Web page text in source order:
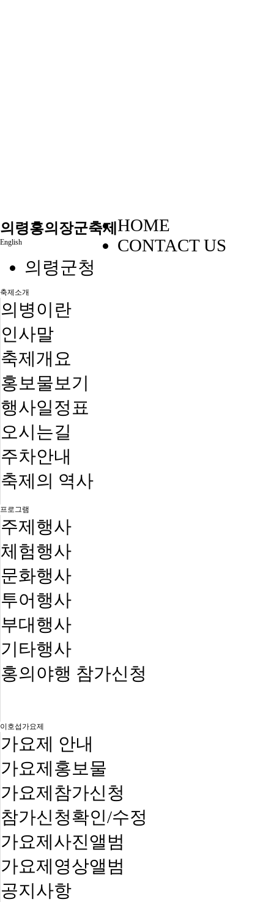
의령홍의장군축제
English
HOME
CONTACT US
의령군청
축제소개
의병이란
인사말
축제개요
홍보물보기
행사일정표
오시는길
주차안내
축제의 역사
프로그램
주제행사
체험행사
문화행사
투어행사
부대행사
기타행사
홍의야행 참가신청
이호섭가요제
가요제 안내
가요제홍보물
가요제참가신청
참가신청확인/수정
가요제사진앨범
가요제영상앨범
공지사항